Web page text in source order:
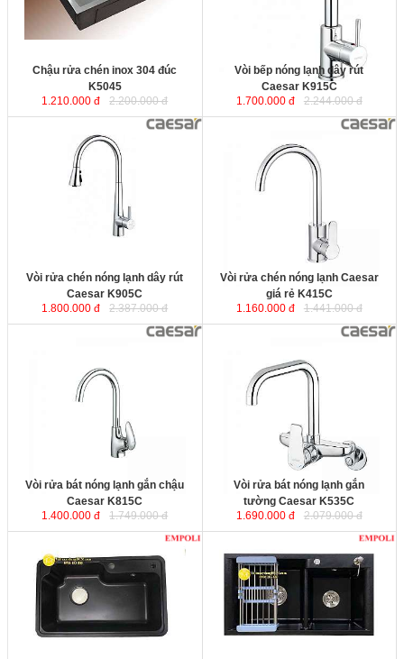
và bền đẹp mãi với thời gian.
Kích thước: 500x450x230mm
Chậu rửa chén inox 304 đúc
K5045
1.210.000 đ
2.200.000 đ
Vòi bếp nóng lạnh dây rút
Caesar K915C
1.700.000 đ
2.244.000 đ
Vòi rửa chén nóng lạnh dây rút
Caesar K905C
được sản xuất
từ đồng kết hợp công nghệ mạ
crôm theo công nghệ Đài Loan cho
sản phẩm sáng bóng, bền bỉ với
Vòi rửa chén nóng lạnh dây rút
Caesar K905C
1.800.000 đ
2.387.000 đ
Vòi rửa chén nóng lạnh Caesar
giá rẻ K415C được sản xuất
từ đồng kết hợp công nghệ mạ
crôm theo công nghệ Đài Loan cho
sản phẩm sáng bóng, bền bỉ với
Vòi rửa chén nóng lạnh Caesar
giá rẻ K415C
1.160.000 đ
1.441.000 đ
Vòi rửa bát nóng lạnh gắn chậu
từ đồng kết hợp công nghệ mạ
crôm theo công nghệ Đài Loan cho
sản phẩm sáng bóng, bền bỉ với
Vòi rửa bát nóng lạnh gắn chậu
Caesar K815C
1.400.000 đ
1.749.000 đ
được sản xuất
từ đồng kết hợp công nghệ mạ
crôm theo công nghệ Đài Loan cho
sản phẩm sáng bóng, bền bỉ với
Vòi rửa bát nóng lạnh gắn
tường Caesar K535C
1.690.000 đ
2.079.000 đ
Chậu rửa chén 1 hộc đá đen nhập
khẩu K7848B được thiết kế tinh
xảo, không xuống màu, trầy xước
hay móp méo trong suốt quá trình
sử dụng. Khả năng chịu nhiệt cao
lên đến 230 độ C.
cấp K8246B được thiết kế tinh xảo,
không xuống màu, trầy xước hay
móp méo trong suốt quá trình sử
dụng. Khả năng chịu nhiệt cao lên
đến 230 độ C.